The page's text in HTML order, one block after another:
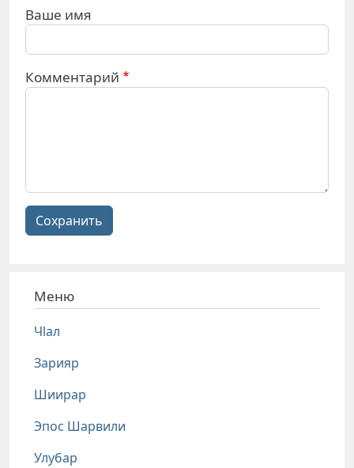
Ваше имя
Комментарий
Сохранить
Меню
Чlал
Зарияр
Шиирар
Эпос Шарвили
Улубар